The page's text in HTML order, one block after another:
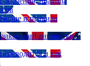
и правила
английский:
и как